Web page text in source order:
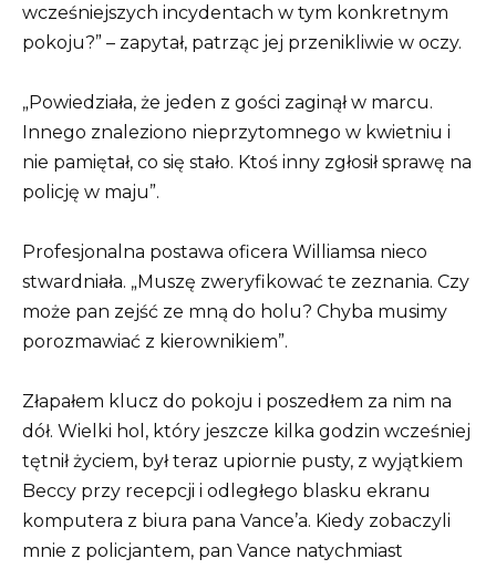
wcześniejszych incydentach w tym konkretnym
pokoju?” – zapytał, patrząc jej przenikliwie w oczy.
„Powiedziała, że ​​jeden z gości zaginął w marcu.
Innego znaleziono nieprzytomnego w kwietniu i
nie pamiętał, co się stało. Ktoś inny zgłosił sprawę na
policję w maju”.
Profesjonalna postawa oficera Williamsa nieco
stwardniała. „Muszę zweryfikować te zeznania. Czy
może pan zejść ze mną do holu? Chyba musimy
porozmawiać z kierownikiem”.
Złapałem klucz do pokoju i poszedłem za nim na
dół. Wielki hol, który jeszcze kilka godzin wcześniej
tętnił życiem, był teraz upiornie pusty, z wyjątkiem
Beccy przy recepcji i odległego blasku ekranu
komputera z biura pana Vance’a. Kiedy zobaczyli
mnie z policjantem, pan Vance natychmiast